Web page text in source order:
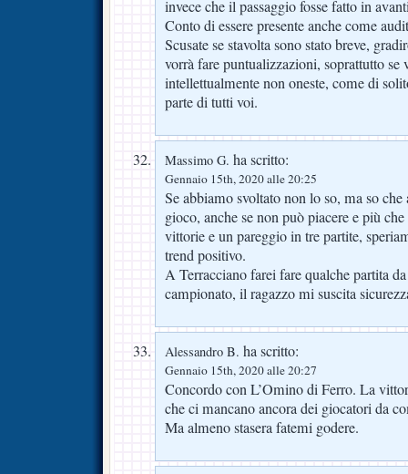
invece che il passaggio fosse fatto in
Conto di essere presente anche come
Scusate se stavolta sono stato breve,
vorrà fare puntualizzazioni, soprattutto se
intellettualmente non oneste, come di
parte di tutti voi.
Massimo G. ha scritto:
Gennaio 15th, 2020 alle 20:25
Se abbiamo svoltato non lo so, ma so
gioco, anche se non può piacere e più
vittorie e un pareggio in tre partite,
trend positivo.
A Terracciano farei fare qualche partita
campionato, il ragazzo mi suscita
Alessandro B. ha scritto:
Gennaio 15th, 2020 alle 20:27
Concordo con L’Omino di Ferro. La
che ci mancano ancora dei giocatori da
Ma almeno stasera fatemi godere.